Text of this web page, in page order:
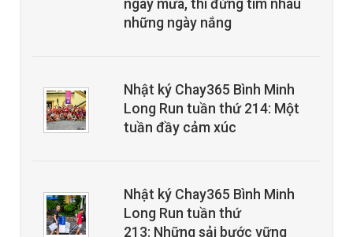
ngày mưa, thì đừng tìm nhau
những ngày nắng
Nhật ký Chay365 Bình Minh
Long Run tuần thứ 214: Một
tuần đầy cảm xúc
Nhật ký Chay365 Bình Minh
Long Run tuần thứ
213: Những sải bước vững